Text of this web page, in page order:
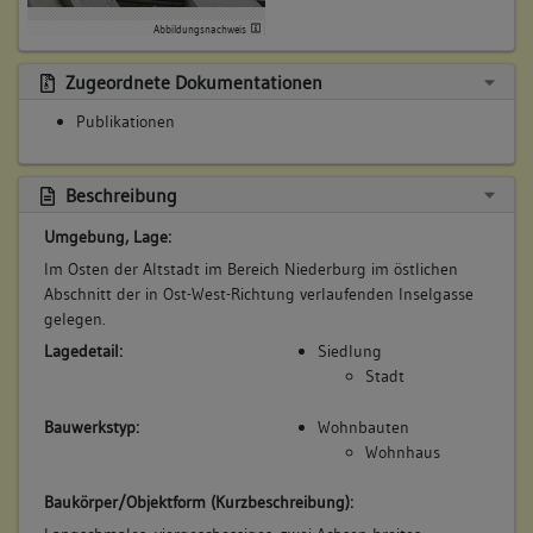
Abbildungsnachweis
Zugeordnete Dokumentationen
Publikationen
Beschreibung
Umgebung, Lage:
Im Osten der Altstadt im Bereich Niederburg im östlichen
Abschnitt der in Ost-West-Richtung verlaufenden Inselgasse
gelegen.
Lagedetail:
Siedlung
Stadt
Bauwerkstyp:
Wohnbauten
Wohnhaus
Baukörper/Objektform (Kurzbeschreibung):